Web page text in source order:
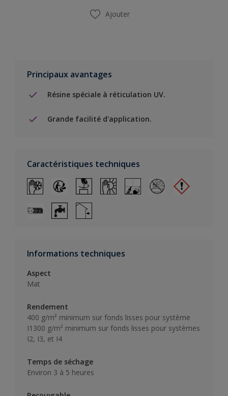
Ajouter
Principaux avantages
Résine spéciale à réticulation UV.
Grande facilité d'application.
Caractéristiques techniques
Informations techniques
Aspect
Mat
Rendement
400 g/m² minimum sur fonds lisses pour système
I1300 g/m² minimum sur fonds lisses pour systèmes
I2, I3, et I4
Temps de séchage
Environ 3 à 5 heures